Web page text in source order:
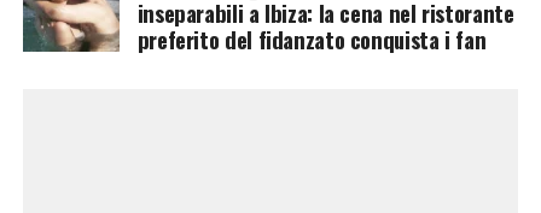
cronica non solo non
inseparabili a Ibiza: la cena nel ristorante
preferito del fidanzato conquista i fan